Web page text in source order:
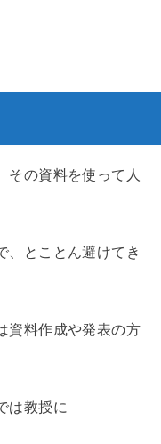
その資料を使って人
、とことん避けてき
資料作成や発表の方
は教授に